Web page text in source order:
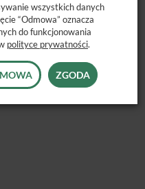
wszystkich danych
“Odmowa” oznacza
do funkcjonowania
polityce prywatności.
ZGODA